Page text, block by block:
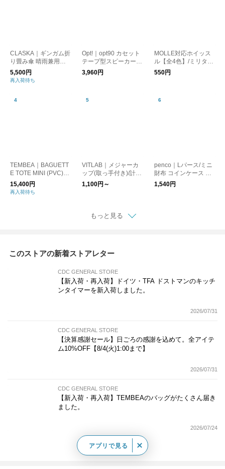
CLASKA｜ギンガム折
り畳み傘 晴雨兼用
（遮光）
5,500円
再入荷待ち
Opt!｜opt90 カセット
テープ型スピーカー/B
luetooth
3,960円
MOLLE対応ホイッス
ル【全4色】/ミリタリ
ー 笛 防災
550円
TEMBEA｜BAGUETT
E TOTE MINI (PVC)
DOG-1/トートバッグ
犬
15,400円
再入荷待ち
VITLAB｜メジャーカ
ップ(取っ手付き)/計量
カップ ドイツ製
1,100円～
penco｜Lパース/ミニ
財布 コインケース カ
ードケース
1,540円
もっと見る
このストアの新着ストアレター
CDC GENERAL STORE
【新入荷・再入荷】ドイツ・TFA ドストマンのキッチ
ンタイマーを新入荷しました。
2026/07/31
CDC GENERAL STORE
【決算感謝セール】日ごろの感謝を込めて。全アイテ
ム10%OFF【8/4(火)1:00まで】
2026/07/31
CDC GENERAL STORE
【新入荷・再入荷】TEMBEAのバッグがたくさん届き
ました。
2026/07/24
もっと見る
アプリで見る